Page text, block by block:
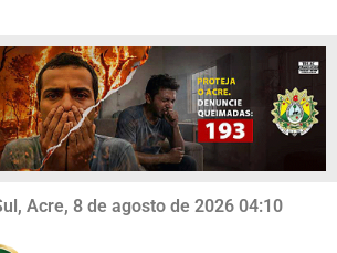
Acre, 8 de agosto de 2026 04:10